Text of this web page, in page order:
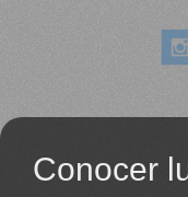
Conocer